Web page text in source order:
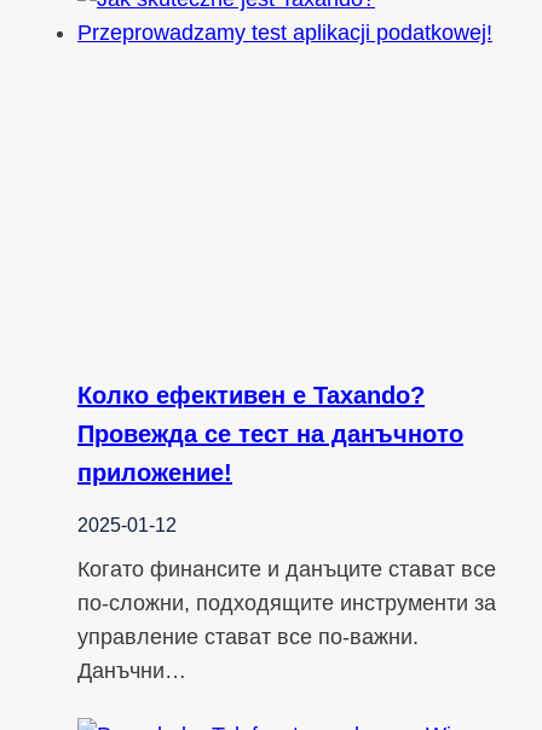
Колко ефективен е Taxando?
Провежда се тест на данъчното
приложение!
2025-01-12
Когато финансите и данъците стават все
по-сложни, подходящите инструменти за
управление стават все по-важни.
Данъчни…